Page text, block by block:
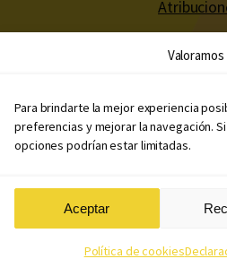
Para brindarte la mejor experiencia
preferencias y mejorar la navegación.
opciones podrían estar limitadas.
Aceptar
Política de cookies